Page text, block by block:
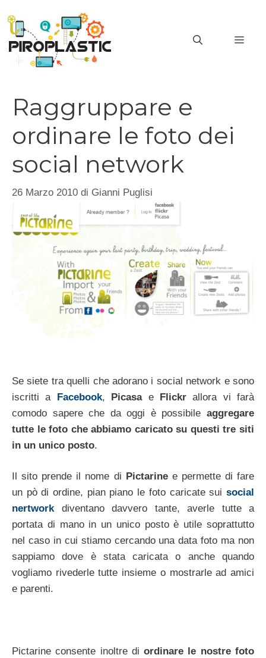
contenuto
Raggruppare e
ordinare le foto dei
social network
26 Marzo 2010 di Gianni Puglisi
Se siete tra quelli che adorano i social network e sono
iscritti a Facebook, Picasae Flickrallora vi farà
comodo sapere che da oggi è possibile aggregare
tutte le foto che abbiamo caricato su questi tre siti
in un unico posto.
Il sito prende il nome di Pictarinee permette di fare
un pò di ordine, pian piano le foto caricate sui social
nertworkdiventano davvero tante, averle tutte a
portata di mano in un unico posto è utile soprattutto
nel caso in cui stiamo cercando una data foto ma non
sappiamo dove è stata caricata o anche quando
vogliamo rivederle tutte insieme o mostrarle ad amici
e parenti.
Pictarine consente inoltre diordinare le nostre foto